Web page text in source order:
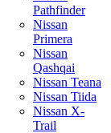
Pathfinder
Nissan
Primera
Nissan
Qashqai
Nissan Teana
Nissan Tiida
Nissan X-
Trail